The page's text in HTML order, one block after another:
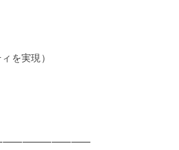
を実現）